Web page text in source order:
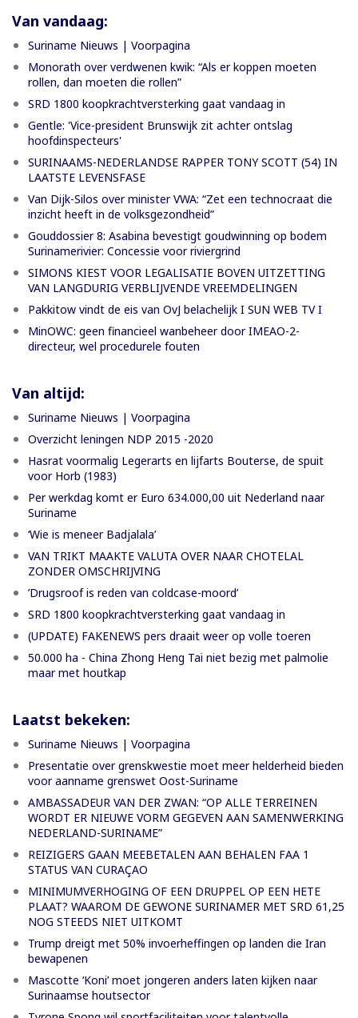
Van vandaag:
Suriname Nieuws | Voorpagina
Monorath over verdwenen kwik: “Als er koppen moeten
rollen, dan moeten die rollen”
SRD 1800 koopkrachtversterking gaat vandaag in
Gentle: 'Vice-president Brunswijk zit achter ontslag
hoofdinspecteurs'
SURINAAMS-NEDERLANDSE RAPPER TONY SCOTT (54) IN
LAATSTE LEVENSFASE
Van Dijk-Silos over minister VWA: “Zet een technocraat die
inzicht heeft in de volksgezondheid”
Gouddossier 8: Asabina bevestigt goudwinning op bodem
Surinamerivier: Concessie voor riviergrind
SIMONS KIEST VOOR LEGALISATIE BOVEN UITZETTING
VAN LANGDURIG VERBLIJVENDE VREEMDELINGEN
Pakkitow vindt de eis van OvJ belachelijk I SUN WEB TV I
MinOWC: geen financieel wanbeheer door IMEAO-2-
directeur, wel procedurele fouten
Van altijd:
Suriname Nieuws | Voorpagina
Overzicht leningen NDP 2015 -2020
Hasrat voormalig Legerarts en lijfarts Bouterse, de spuit
voor Horb (1983)
Per werkdag komt er Euro 634.000,00 uit Nederland naar
Suriname
‘Wie is meneer Badjalala’
VAN TRIKT MAAKTE VALUTA OVER NAAR CHOTELAL
ZONDER OMSCHRIJVING
’Drugsroof is reden van coldcase-moord’
SRD 1800 koopkrachtversterking gaat vandaag in
(UPDATE) FAKENEWS pers draait weer op volle toeren
50.000 ha - China Zhong Heng Tai niet bezig met palmolie
maar met houtkap
Laatst bekeken:
Suriname Nieuws | Voorpagina
Presentatie over grenskwestie moet meer helderheid bieden
voor aanname grenswet Oost-Suriname
AMBASSADEUR VAN DER ZWAN: “OP ALLE TERREINEN
WORDT ER NIEUWE VORM GEGEVEN AAN SAMENWERKING
NEDERLAND-SURINAME”
REIZIGERS GAAN MEEBETALEN AAN BEHALEN FAA 1
STATUS VAN CURAÇAO
MINIMUMVERHOGING OF EEN DRUPPEL OP EEN HETE
PLAAT? WAAROM DE GEWONE SURINAMER MET SRD 61,25
NOG STEEDS NIET UITKOMT
Trump dreigt met 50% invoerheffingen op landen die Iran
bewapenen
Mascotte ‘Koni’ moet jongeren anders laten kijken naar
Surinaamse houtsector